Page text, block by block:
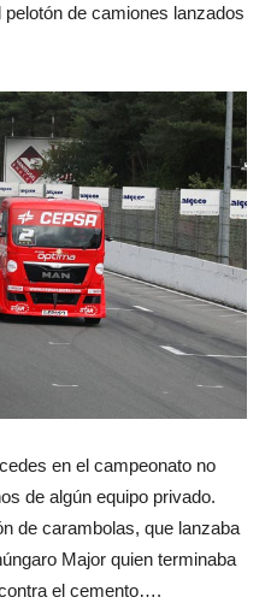
de camiones lanzados
en el campeonato no
de algún equipo privado.
de carambolas, que lanzaba
Major quien terminaba
el cemento….